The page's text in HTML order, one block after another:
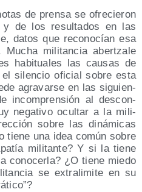
de pren­sa se ofre­cie­ron
de los resul­ta­dos en las
datos que reco­no­cían esa
mili­tan­cia aber­tza­le
habi­tua­les las cau­sas de
silen­cio ofi­cial sobre esta
agra­var­se en las siguien­
incom­pren­sión al des­con­
nega­ti­vo ocul­tar a la mili­
sobre las diná­mi­cas
tie­ne una idea común sobre
mili­tan­te? Y si la tie­ne
cono­cer­la? ¿O tie­ne mie­do
se extra­li­mi­te en su
?